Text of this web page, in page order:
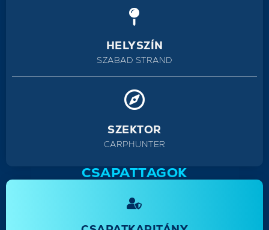
HELYSZÍN
SZABAD STRAND
SZEKTOR
CARPHUNTER
CSAPATTAGOK